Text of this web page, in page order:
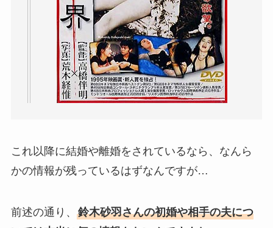
これ以降に結婚や離婚をされているなら、なんら
かの情報が残っているはずなんですが…
前述の通り、 鈴木砂羽さんの初婚や相手の夫につ